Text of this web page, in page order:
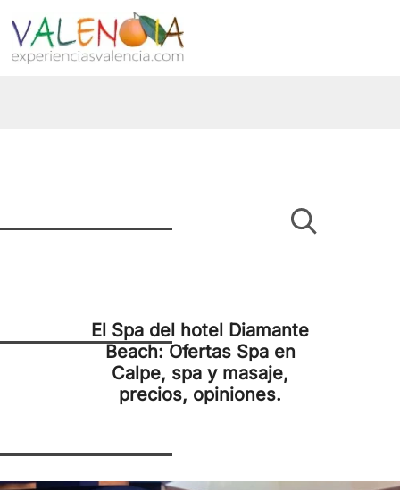
El Spa del hotel Diamante
Beach: Ofertas Spa en
Calpe, spa y masaje,
precios, opiniones.